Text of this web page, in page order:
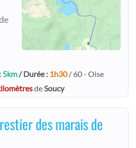
5km/ Durée : 1h30/ 60 - Oise
deSoucy
des marais de